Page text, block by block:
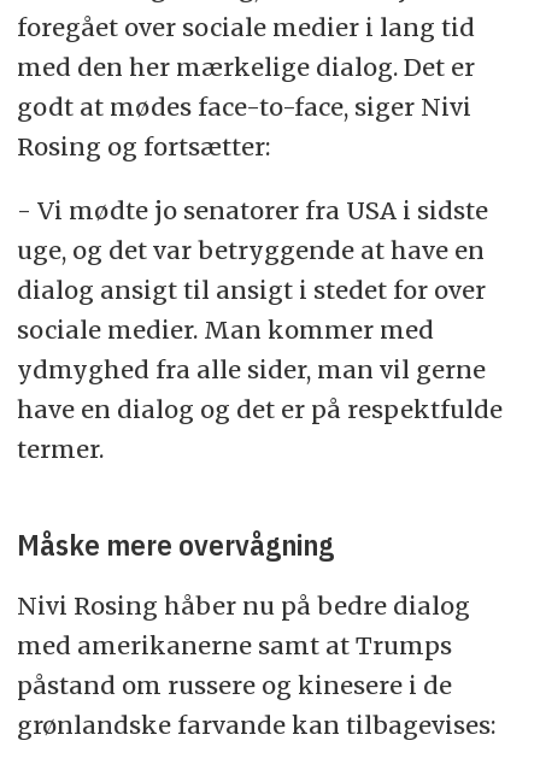
foregået over sociale medier i lang tid
med den her mærkelige dialog. Det er
godt at mødes face-to-face, siger Nivi
Rosing og fortsætter:
- Vi mødte jo senatorer fra USA i sidste
uge, og det var betryggende at have en
dialog ansigt til ansigt i stedet for over
sociale medier. Man kommer med
ydmyghed fra alle sider, man vil gerne
have en dialog og det er på respektfulde
termer.
Måske mere overvågning
Nivi Rosing håber nu på bedre dialog
med amerikanerne samt at Trumps
påstand om russere og kinesere i de
grønlandske farvande kan tilbagevises: